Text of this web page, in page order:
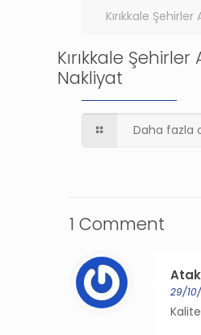
Kırıkkale Şehirler
Kırıkkale Şehirler
Nakliyat
Daha fazla
1 Comment
29/